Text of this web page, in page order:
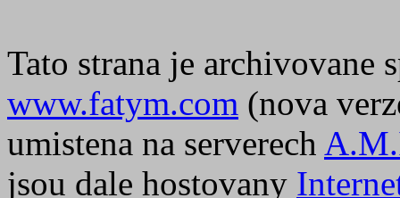
Tato strana je archivovane
www.fatym.com (nova
umistena na serverech
jsou dale hostovany